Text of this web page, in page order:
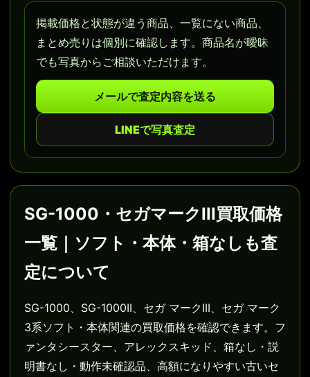
掲載価格と状態が違う商品、一覧にない商品、
まとめ売りは個別に確認します。商品名が曖昧
でも写真からご相談いただけます。
メールで査定内容を送る
LINEで写真査定
SG-1000・セガマークIII買取価格
一覧｜ソフト・本体・箱なしも査
定について
SG-1000、SG-1000II、セガ マークIII、セガ マーク
3系ソフト・本体関連の買取価格を確認できます。フ
ァンタシースター、アレックスキッド、箱なし・説
明書なし・動作未確認品、高額になりやすい古いセ